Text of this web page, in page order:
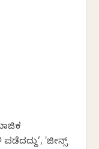
'ಜೀನ್ಸ್